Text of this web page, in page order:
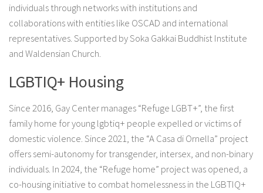
individuals through networks with institutions and
collaborations with entities like OSCAD and international
representatives. Supported by Soka Gakkai Buddhist Institute
and Waldensian Church.
LGBTIQ+ Housing
Since 2016, Gay Center manages “Refuge LGBT+”, the first
family home for young lgbtiq+ people expelled or victims of
domestic violence. Since 2021, the “A Casa di Ornella” project
offers semi-autonomy for transgender, intersex, and non-binary
individuals. In 2024, the “Refuge home” project was opened, a
co-housing initiative to combat homelessness in the LGBTIQ+